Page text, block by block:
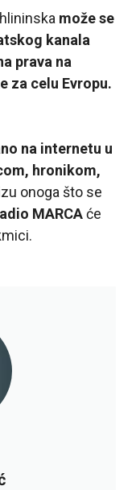
može se
kanala
prava na
za celu Evropu.
na internetu u
hronikom,
onoga što se
MARCAće